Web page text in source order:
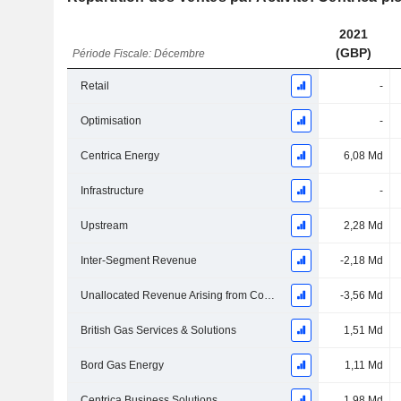
Période Fiscale: Décembre
2021
(GBP)
Retail -
Optimisation -
Centrica Energy 6,08 Md
Infrastructure -
Upstream 2,28 Md
Inter-Segment Revenue -2,18 Md
Unallocated Revenue Arising from Contracts in Scope of IFRS 9 Included in Business Performance -3,56 Md
British Gas Services & Solutions 1,51 Md
Bord Gas Energy 1,11 Md